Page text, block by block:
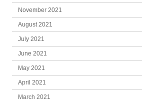
November 2021
August 2021
July 2021
June 2021
May 2021
April 2021
March 2021